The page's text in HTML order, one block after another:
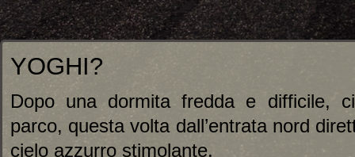
YOGHI?
Dopo una dormita fredda e difficile,
parco, questa volta dall’entrata nord
cielo azzurro stimolante.